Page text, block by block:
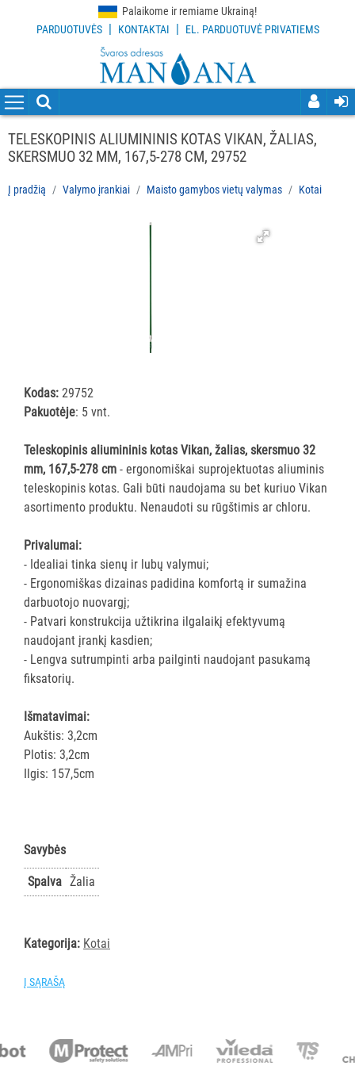
Palaikome ir remiame Ukrainą!
PARDUOTUVĖS | KONTAKTAI | EL. PARDUOTUVĖ PRIVATIEMS
VALYMO
PRIEMONĖS
VALYMO
Šluostės,
kempinės,
šveitimo
padai
Įrankiai
teritorijų
Maisto
gamybos
vietų
valymas
Visi
Valymo
šepečiai
ir
gumos
Kotai
Teleskopiniai
Semtuvai
ir
semtuvėliai
Dangčiai
Kiti
vežimėliai
TELESKOPINIS ALIUMININIS KOTAS VIKAN, ŽALIAS,
SKERSMUO 32 MM, 167,5-278 CM, 29752
Į pradžią Valymo įrankiai Maisto gamybos vietų valymas Kotai
Kodas: 29752
Pakuotėje: 5 vnt.
Teleskopinis aliumininis kotas Vikan, žalias, skersmuo 32
mm, 167,5-278 cm - ergonomiškai suprojektuotas aliuminis
teleskopinis kotas. Gali būti naudojama su bet kuriuo Vikan
asortimento produktu. Nenaudoti su rūgštimis ar chloru.
Privalumai:
- Idealiai tinka sienų ir lubų valymui;
- Ergonomiškas dizainas padidina komfortą ir sumažina
darbuotojo nuovargį;
- Patvari konstrukcija užtikrina ilgalaikį efektyvumą
naudojant įrankį kasdien;
- Lengva sutrumpinti arba pailginti naudojant pasukamą
fiksatorių.
Išmatavimai:
Aukštis: 3,2cm
Plotis: 3,2cm
Ilgis: 157,5cm
Savybės
Spalva Žalia
Kategorija: Kotai
Į SĄRAŠĄ